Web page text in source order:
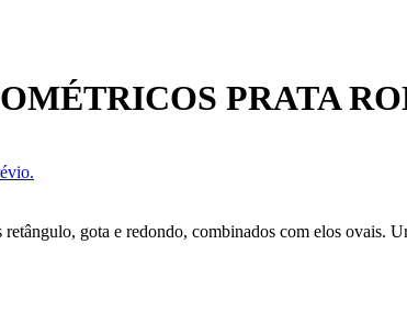
PRATA
gota e redondo, combinados com elos ovais.